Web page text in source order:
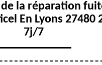
la réparation
En Lyons 27480
7j/7